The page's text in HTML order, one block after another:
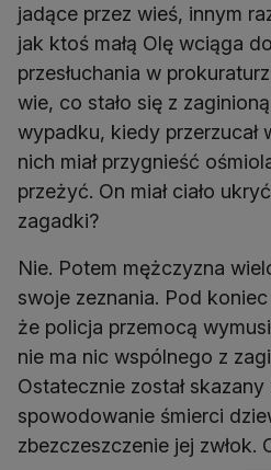
jadące przez wieś, innym
jak ktoś małą Olę wciąga
przesłuchania w
wie, co stało się z
wypadku, kiedy przerzucał
nich miał przygnieść
przeżyć. On miał ciało
zagadki?
Nie. Potem mężczyzna
swoje zeznania. Pod
że policja przemocą
nie ma nic wspólnego z
Ostatecznie został
spowodowanie śmierci
zbezczeszczenie jej zwłok.